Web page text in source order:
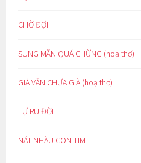
CHỜ ĐỢI
SUNG MÃN QUÁ CHỪNG (hoạ thơ)
GIÀ VẪN CHƯA GIÀ (hoạ thơ)
TỰ RU ĐỜI
NÁT NHÀU CON TIM